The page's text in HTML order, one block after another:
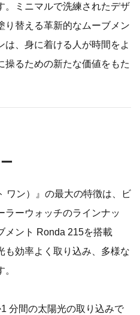
。ミニマルで洗練されたデザ
り替える革新的なムーブメン
は、身に着ける人が時間をよ
操るための新たな価値をもた
ワン）』の最大の特徴は、ビ
ラーウォッチのラインナッ
メント Ronda 215を搭載
も効率よく取り込み、多様な
分間の太陽光の取り込みで